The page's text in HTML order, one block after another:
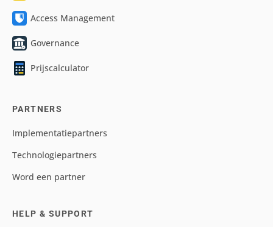
Access Management
Governance
Prijscalculator
PARTNERS
Implementatiepartners
Technologiepartners
Word een partner
HELP & SUPPORT